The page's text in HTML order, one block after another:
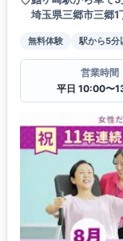
埼玉県三郷市三郷
無料体験 駅から5分
営業時間
平日 10:00〜